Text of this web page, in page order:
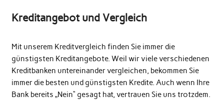
Kreditangebot und Vergleich
Mit unserem Kreditvergleich finden Sie immer die
günstigsten Kreditangebote. Weil wir viele verschiedenen
Kreditbanken untereinander vergleichen, bekommen Sie
immer die besten und günstigsten Kredite. Auch wenn Ihre
Bank bereits „Nein“ gesagt hat, vertrauen Sie uns trotzdem.